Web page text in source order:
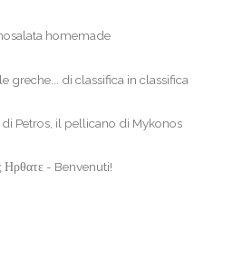
homemade
greche... di classifica in classifica
di Petros, il pellicano di Mykonos
Ηρθατε - Benvenuti!